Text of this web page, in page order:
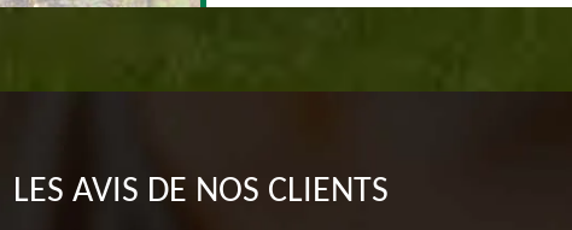
LES AVIS DE NOS CLIENTS